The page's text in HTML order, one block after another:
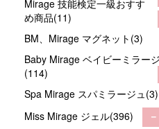
Mirage 技能検定一級おすす
め商品(11)
BM、Mirage マグネット(3)
Baby Mirage ベイビーミラー
(114)
Spa Mirage スパミラージュ(3)
Miss Mirage ジェル(396)
－